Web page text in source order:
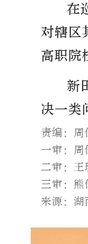
在
对辖区
高职院
新
决一类
责编：周
一审：周
二审：王
三审：熊
来源：湖